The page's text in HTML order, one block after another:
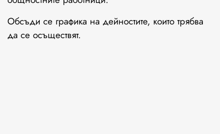
Обсъди се графика на дейностите, които трябва
да се осъществят.